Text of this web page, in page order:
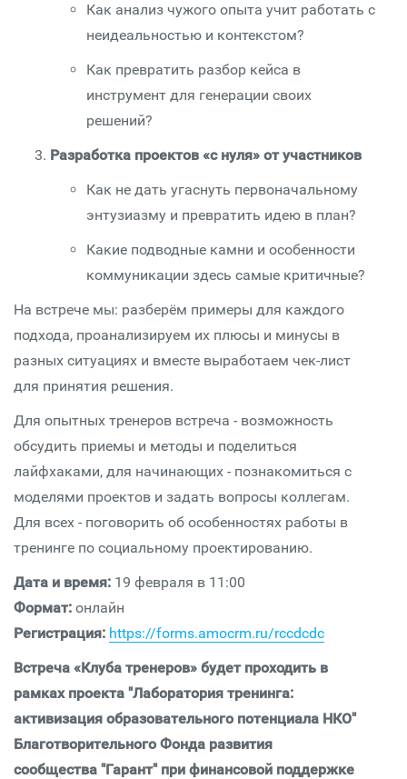
Как анализ чужого опыта учит работать с
неидеальностью и контекстом?
Как превратить разбор кейса в
инструмент для генерации своих
решений?
Разработка проектов «с нуля» от участников
Как не дать угаснуть первоначальному
энтузиазму и превратить идею в план?
Какие подводные камни и особенности
коммуникации здесь самые критичные?
На встрече мы: разберём примеры для каждого
подхода, проанализируем их плюсы и минусы в
разных ситуациях и вместе выработаем чек-лист
для принятия решения.
Для опытных тренеров встреча - возможность
обсудить приемы и методы и поделиться
лайфхаками, для начинающих - познакомиться с
моделями проектов и задать вопросы коллегам.
Для всех - поговорить об особенностях работы в
тренинге по социальному проектированию.
Дата и время: 19 февраля в 11:00
Формат: онлайн
Регистрация: https://forms.amocrm.ru/rccdcdc
Встреча «Клуба тренеров» будет проходить в
рамках проекта "Лаборатория тренинга:
активизация образовательного потенциала НКО"
Благотворительного Фонда развития
сообщества "Гарант" при финансовой поддержке